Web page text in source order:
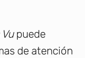
puede
de atención